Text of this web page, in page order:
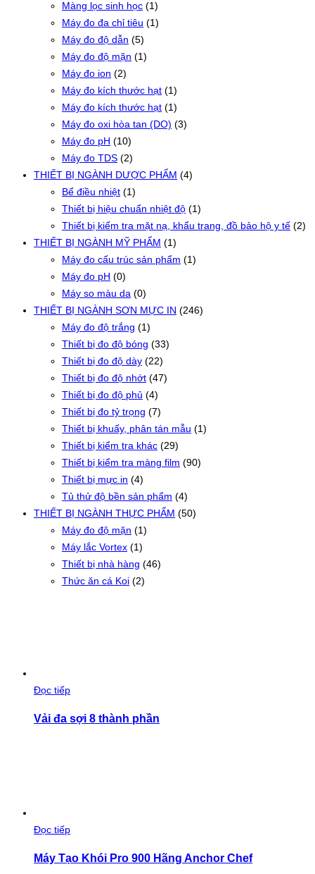
Màng lọc sinh học (1)
Máy đo đa chỉ tiêu (1)
Máy đo độ dẫn (5)
Máy đo độ mặn (1)
Máy đo ion (2)
Máy đo kích thước hạt (1)
Máy đo kích thước hạt (1)
Máy đo oxi hòa tan (DO) (3)
Máy đo pH (10)
Máy đo TDS (2)
THIẾT BỊ NGÀNH DƯỢC PHẨM (4)
Bể điều nhiệt (1)
Thiết bị hiệu chuẩn nhiệt độ (1)
Thiết bị kiểm tra mặt nạ, khẩu trang, đồ bảo hộ y tế (2)
THIẾT BỊ NGÀNH MỸ PHẨM (1)
Máy đo cấu trúc sản phẩm (1)
Máy đo pH (0)
Máy so màu da (0)
THIẾT BỊ NGÀNH SƠN MỰC IN (246)
Máy đo độ trắng (1)
Thiết bị đo độ bóng (33)
Thiết bị đo độ dày (22)
Thiết bị đo độ nhớt (47)
Thiết bị đo độ phủ (4)
Thiết bị đo tỷ trọng (7)
Thiết bị khuấy, phân tán mẫu (1)
Thiết bị kiểm tra khác (29)
Thiết bị kiểm tra màng film (90)
Thiết bị mực in (4)
Tủ thử độ bền sản phẩm (4)
THIẾT BỊ NGÀNH THỰC PHẨM (50)
Máy đo độ mặn (1)
Máy lắc Vortex (1)
Thiết bị nhà hàng (46)
Thức ăn cá Koi (2)
Đọc tiếp
Vải đa sợi 8 thành phần
Đọc tiếp
Máy Tạo Khói Pro 900 Hãng Anchor Chef